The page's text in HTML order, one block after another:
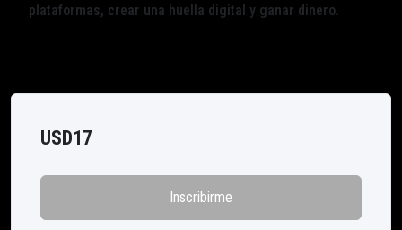
plataformas, crear una huella digital y ganar dinero.
USD17
Inscribirme